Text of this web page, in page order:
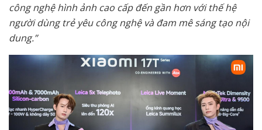
công nghệ hình ảnh cao cấp đến gần hơn với thế hệ
người dùng trẻ yêu công nghệ và đam mê sáng tạo nội
dung.”